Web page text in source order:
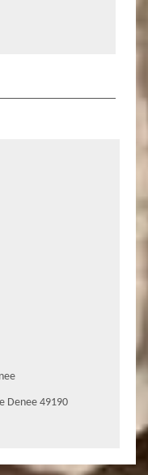
Denee 49190